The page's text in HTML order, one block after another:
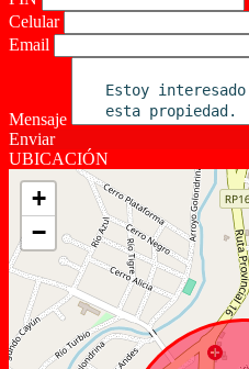
Celular
Email
Mensaje
Enviar
UBICACIÓN
+
−